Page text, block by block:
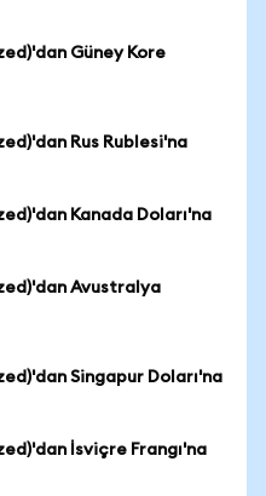
Güney Kore
Rus Rublesi'na
Kanada Doları'na
Avustralya
Singapur Doları'na
İsviçre Frangı'na